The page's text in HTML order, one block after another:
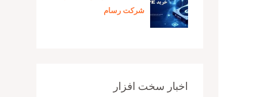
شرکت رسام
اخبار سخت افزار